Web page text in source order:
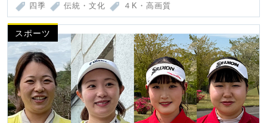
四季 伝統・文化 ４K・高画質
スポーツ